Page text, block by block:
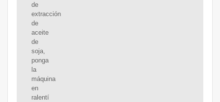
de
extracción
de
aceite
de
soja,
ponga
la
máquina
en
ralentí